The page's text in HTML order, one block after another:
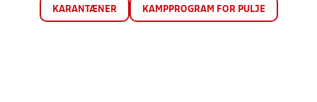
KARANTÆNER KAMPPROGRAM FOR PULJE